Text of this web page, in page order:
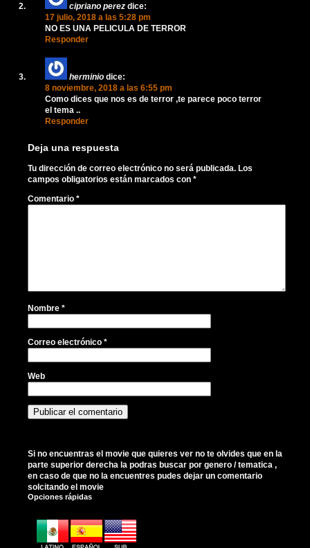
cipriano perez dice:
17 julio, 2018 a las 5:28 pm
NO ES UNA PELICULA DE TERROR
Responder
herminio dice:
8 noviembre, 2018 a las 6:55 pm
Como dices que nos es de terror ,te parece poco terror
el tema ..
Responder
Deja una respuesta
Tu dirección de correo electrónico no será publicada. Los
campos obligatorios están marcados con *
Comentario *
Nombre *
Correo electrónico *
Web
Si no encuentras el movie que quieres ver no te olvides que en la
parte superior derecha la podras buscar por genero / tematica ,
en caso de que no la encuentres pudes dejar un comentario
solcitando el movie
Opciones rápidas